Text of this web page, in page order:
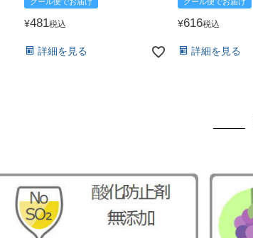
¥481税込
詳細を見る
¥616税込
詳細を見る